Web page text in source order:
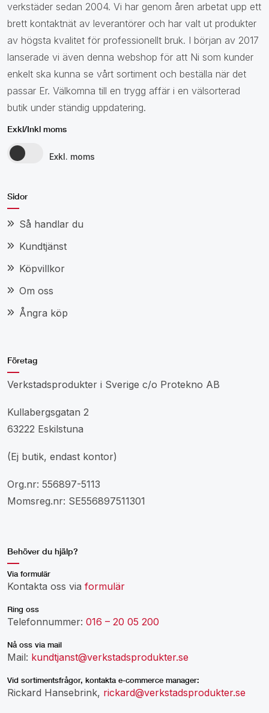
verkstäder sedan 2004. Vi har genom åren arbetat upp ett
brett kontaktnät av leverantörer och har valt ut produkter
av högsta kvalitet för professionellt bruk. I början av 2017
lanserade vi även denna webshop för att Ni som kunder
enkelt ska kunna se vårt sortiment och beställa när det
passar Er. Välkomna till en trygg affär i en välsorterad
butik under ständig uppdatering.
Exkl/Inkl moms
Exkl. moms
Sidor
Så handlar du
Kundtjänst
Köpvillkor
Om oss
Ångra köp
Företag
Verkstadsprodukter i Sverige c/o Protekno AB
Kullabergsgatan 2
63222 Eskilstuna
(Ej butik, endast kontor)
Org.nr: 556897-5113
Momsreg.nr: SE556897511301
Behöver du hjälp?
Via formulär
Kontakta oss via formulär
Ring oss
Telefonnummer: 016 – 20 05 200
Nå oss via mail
Mail: kundtjanst@verkstadsprodukter.se
Vid sortimentsfrågor, kontakta e-commerce manager:
Rickard Hansebrink, rickard@verkstadsprodukter.se